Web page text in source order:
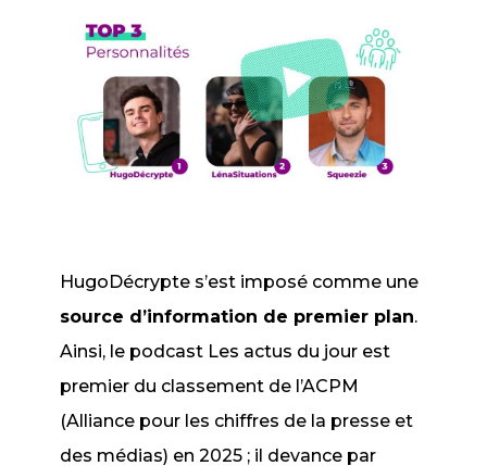
HugoDécrypte s’est imposé comme une
source d’information de premier plan.
Ainsi, le podcast Les actus du jour est
premier du classement de l’ACPM
(Alliance pour les chiffres de la presse et
des médias) en 2025 ; il devance par